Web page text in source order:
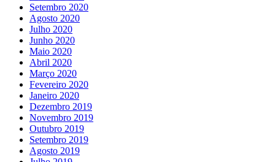
Setembro 2020
Agosto 2020
Julho 2020
Junho 2020
Maio 2020
Abril 2020
Março 2020
Fevereiro 2020
Janeiro 2020
Dezembro 2019
Novembro 2019
Outubro 2019
Setembro 2019
Agosto 2019